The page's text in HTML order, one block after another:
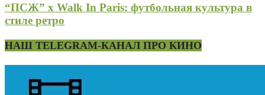
“ПСЖ” x Walk In Paris: футбольная культура в
стиле ретро
НАШ TELEGRAM-КАНАЛ ПРО КИНО